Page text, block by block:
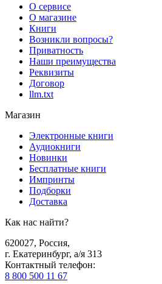
О сервисе
О магазине
Книги
Возникли вопросы?
Приватность
Наши преимущества
Реквизиты
Договор
llm.txt
Магазин
Электронные книги
Аудиокниги
Новинки
Бесплатные книги
Импринты
Подборки
Доставка
Как нас найти?
620027, Россия,
г. Екатеринбург, а/я 313
Контактный телефон:
8 800 500 11 67